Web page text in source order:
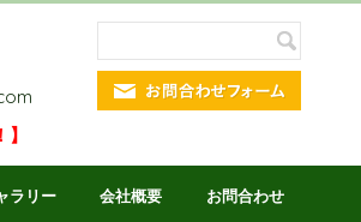
ラリー 会社概要 お問合わせ